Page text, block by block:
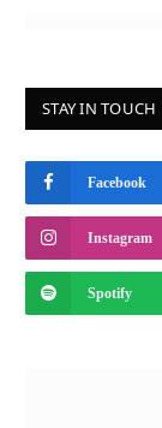
STAY IN TOUCH
Facebook
Instagram
Spotify